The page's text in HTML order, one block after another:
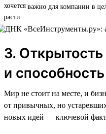
важно для компании в
3. Открытость
и
Мир не стоит на месте, и
от привычных, но
новых идей — ключевой